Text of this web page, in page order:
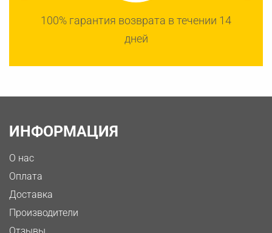
100% гарантия возврата в течении 14
дней
ИНФОРМАЦИЯ
О нас
Оплата
Доставка
Производители
Отзывы